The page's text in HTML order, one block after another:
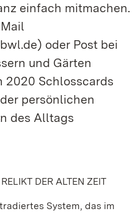
einfach mitmachen.
oder Post bei
und Gärten
2020 Schlosscards
persönlichen
des Alltags
DER ALTEN ZEIT
System, das im